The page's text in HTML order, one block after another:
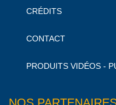
CRÉDITS
CONTACT
PRODUITS VIDÉOS -